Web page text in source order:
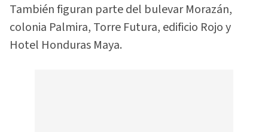
También figuran parte del bulevar Morazán,
colonia Palmira, Torre Futura, edificio Rojo y
Hotel Honduras Maya.